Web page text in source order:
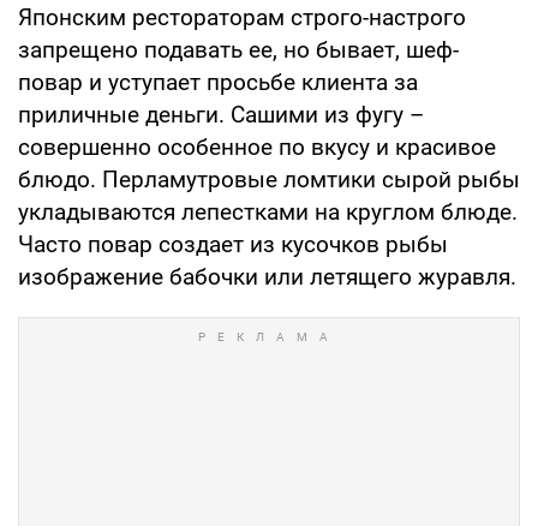
Японским рестораторам строго-настрого
запрещено подавать ее, но бывает, шеф-
повар и уступает просьбе клиента за
приличные деньги. Сашими из фугу –
совершенно особенное по вкусу и красивое
блюдо. Перламутровые ломтики сырой рыбы
укладываются лепестками на круглом блюде.
Часто повар создает из кусочков рыбы
изображение бабочки или летящего журавля.